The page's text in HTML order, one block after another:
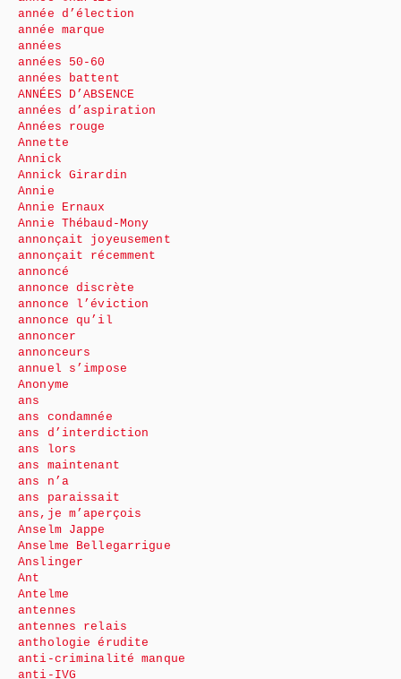
année d’élection
année marque
années
années 50-60
années battent
ANNÉES D’ABSENCE
années d’aspiration
Années rouge
Annette
Annick
Annick Girardin
Annie
Annie Ernaux
Annie Thébaud-Mony
annonçait joyeusement
annonçait récemment
annoncé
annonce discrète
annonce l’éviction
annonce qu’il
annoncer
annonceurs
annuel s’impose
Anonyme
ans
ans condamnée
ans d’interdiction
ans lors
ans maintenant
ans n’a
ans paraissait
ans,je m’aperçois
Anselm Jappe
Anselme Bellegarrigue
Anslinger
Ant
Antelme
antennes
antennes relais
anthologie érudite
anti-criminalité manque
anti-IVG